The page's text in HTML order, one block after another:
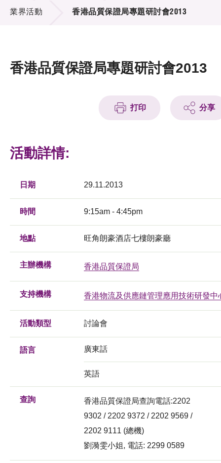
項目及資助計劃
活動及消息
獎項
科技分享
業界活動 香港品質保證局專題研討會2013
香港品質保證局專題研討會2013
打印 分享
活動詳情:
日期 29.11.2013
時間 9:15am - 4:45pm
地點 旺角朗豪酒店七樓朗豪廳
主辦機構 香港品質保證局
支持機構 香港物流及供應鏈管理應用技術研發中
活動類型 討論會
語言 廣東話
英語
查詢
香港品質保證局查詢電話:2202
9302 / 2202 9372 / 2202 9569 /
2202 9111 (總機)
劉漪雯小姐, 電話: 2299 0589